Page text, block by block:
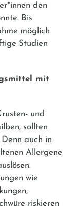
den
Bis
möglich
Studien
mit
und
sollten
auch in
Allergene
wie
riskieren